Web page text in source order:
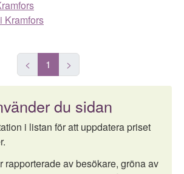
Kramfors
< 1 >
du sidan
i listan för att uppdatera priset
rapporterade av besökare, gröna av